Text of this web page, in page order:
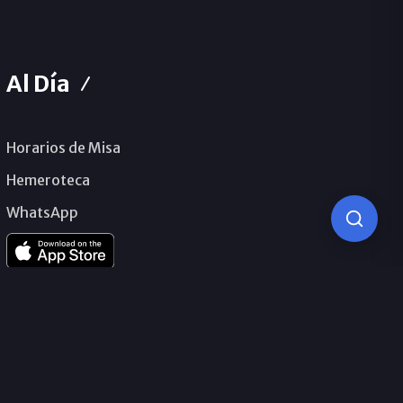
Al Día
Horarios de Misa
Hemeroteca
WhatsApp